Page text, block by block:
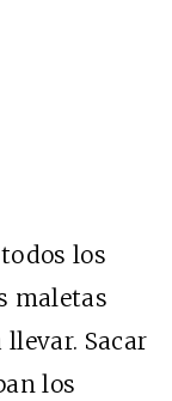
los
maletas
Sacar
los